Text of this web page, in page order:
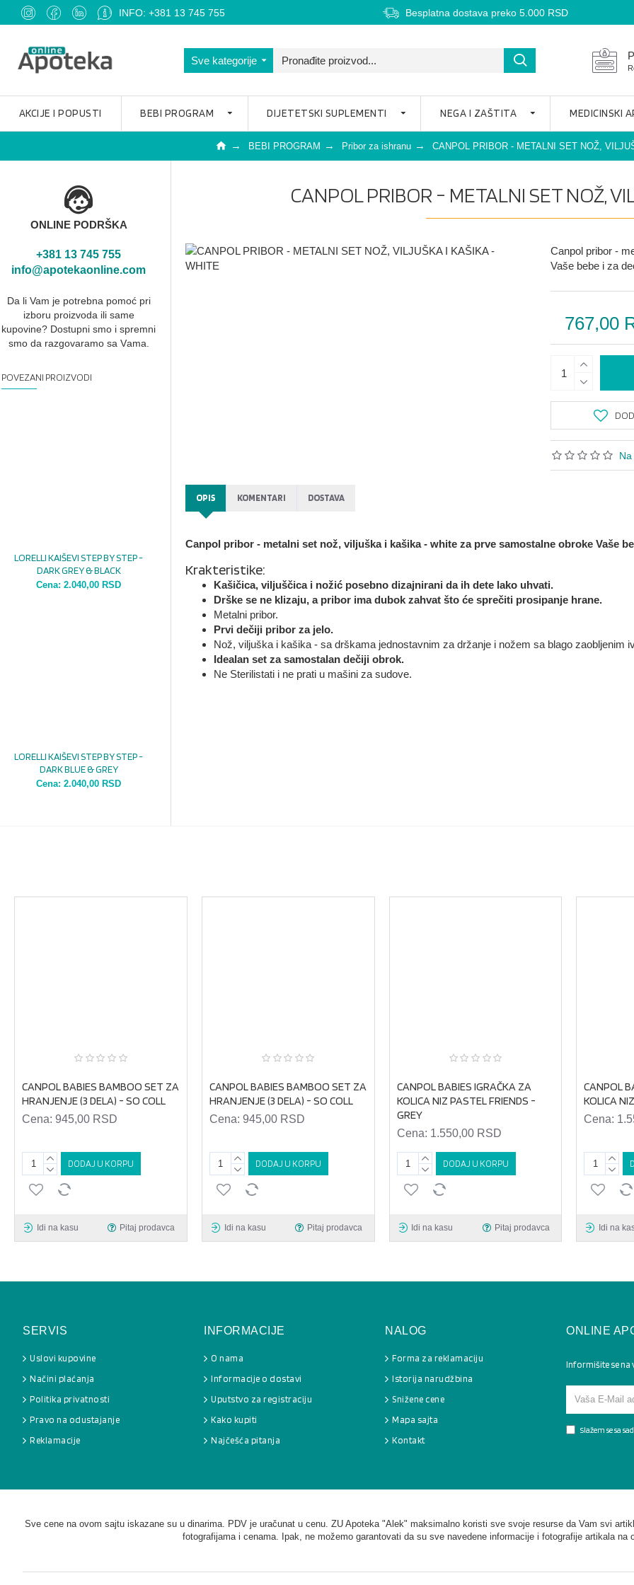
INFO: +381 13 745 755 Besplatna dostava preko 5.000 RSD
Sve kategorije
AKCIJE I POPUSTI BEBI PROGRAM DIJETETSKI SUPLEMENTI NEGA I ZAŠTITA MEDICINSKI
BEBI PROGRAM Pribor za ishranu CANPOL PRIBOR - METALNI SET NOŽ,
ONLINE PODRŠKA
+381 13 745 755
info@apotekaonline.com
Da li Vam je potrebna pomoć pri
izboru proizvoda ili same
kupovine? Dostupni smo i spremni
smo dа rаzgovаrаmo sа Vаmа.
POVEZANI PROIZVODI
LORELLI KAIŠEVI STEP BY STEP -
DARK GREY & BLACK
Cena:2.040,00 RSD
LORELLI KAIŠEVI STEP BY STEP -
DARK BLUE & GREY
Cena:2.040,00 RSD
CANPOL PRIBOR - METALNI SET NOŽ,
Canpol pribor -
Vaše bebe i za
767,00
OPIS KOMENTARI DOSTAVA
Canpol pribor - metalni set nož, viljuška i kašika - white za prve samostalne obroke Vaše
Krakteristike:
Kašičica, viljuščica i nožić posebno dizajnirani da ih dete lako uhvati.
Drške se ne klizaju, a pribor ima dubok zahvat što će sprečiti prosipanje hrane.
Metalni pribor.
Prvi dečiji pribor za jelo.
Nož, viljuška i kašika - sa drškama jednostavnim za držanje i nožem sa blago zaobljenim
Idealan set za samostalan dečiji obrok.
Ne Sterilistati i ne prati u mašini za sudove.
CANPOL BABIES BAMBOO SET ZA
HRANJENJE (3 DELA) - SO COLL
Cena: 945,00 RSD
DODAJ U KORPU
Idi na kasu Pitaj prodavca
CANPOL BABIES BAMBOO SET ZA
HRANJENJE (3 DELA) - SO COLL
Cena: 945,00 RSD
DODAJ U KORPU
Idi na kasu Pitaj prodavca
CANPOL BABIES IGRAČKA ZA
KOLICA NIZ PASTEL FRIENDS -
GREY
Cena: 1.550,00 RSD
DODAJ U KORPU
Idi na kasu Pitaj prodavca
CANPOL
KOLICA
Cena:
Idi na
SERVIS
Uslovi kupovine
Načini plaćanja
Politika privatnosti
Pravo na odustajanje
Reklamacije
INFORMACIJE
O nama
Informacije o dostavi
Uputstvo za registraciju
Kako kupiti
Najčešća pitanja
NALOG
Forma za reklamaciju
Istorija narudžbina
Snižene cene
Mapa sajta
Kontakt
ONLINE
Informišite se na
Slažem se sa
Sve cene na ovom sajtu iskazane su u dinarima. PDV je uračunat u cenu. ZU Apoteka "Alek" maksimalno koristi sve svoje resurse da Vam svi
fotografijama i cenama. Ipak, ne možemo garantovati da su sve navedene informacije i fotografije artikala na